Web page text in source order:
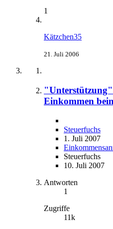
1
Kätzchen35
21. Juli 2006
Einkommen
Steuerfuchs
1. Juli 2007
Steuerfuchs
10. Juli 2007
Antworten
1
Zugriffe
11k